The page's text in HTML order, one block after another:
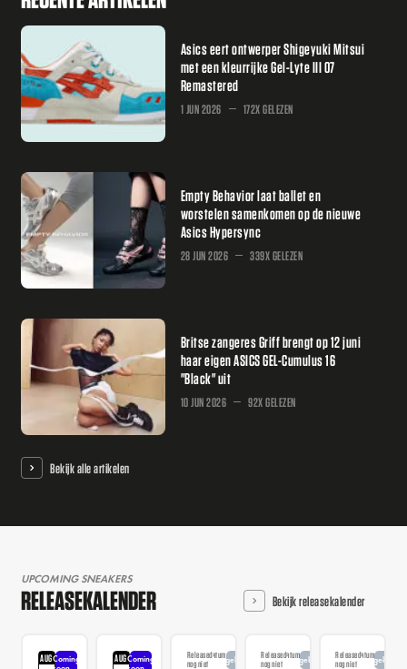
Asics eert ontwerper Shigeyuki Mitsui
met een kleurrijke Gel-Lyte III 07
Remastered
1 JUN 2026 172X GELEZEN
Empty Behavior laat ballet en
worstelen samenkomen op de nieuwe
Asics Hypersync
28 JUN 2026 339X GELEZEN
Britse zangeres Griff brengt op 12 juni
haar eigen ASICS GEL-Cumulus 16
"Black" uit
10 JUN 2026 92X GELEZEN
Bekijk alle artikelen
UPCOMING SNEAKERS
RELEASEKALENDER Bekijk releasekalender
AUGComing
AUGComing
Releasedatum
nog niet AangekondigdReleasedatum
nog niet AangekondigdReleasedatum
nog niet